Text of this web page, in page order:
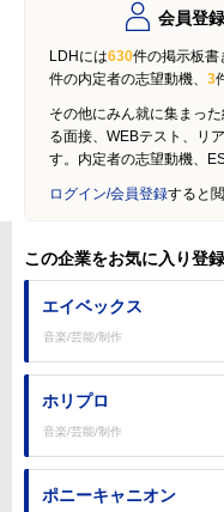
会員登
LDHには630件の掲示板書
件の内定者の志望動機、 3
その他にみん就に集まっ
る面接、WEBテスト、リ
す。内定者の志望動機、
ログイン/会員登録すると
この企業をお気に入り登
エイベックス
音楽/芸能/制作
ホリプロ
音楽/芸能/制作
ポニーキャニオン